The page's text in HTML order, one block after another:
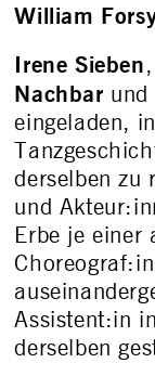
William
Irene Sieben,
Nachbar und
eingeladen,
derselben zu
und
Erbe je einer
Assistent:in
derselben